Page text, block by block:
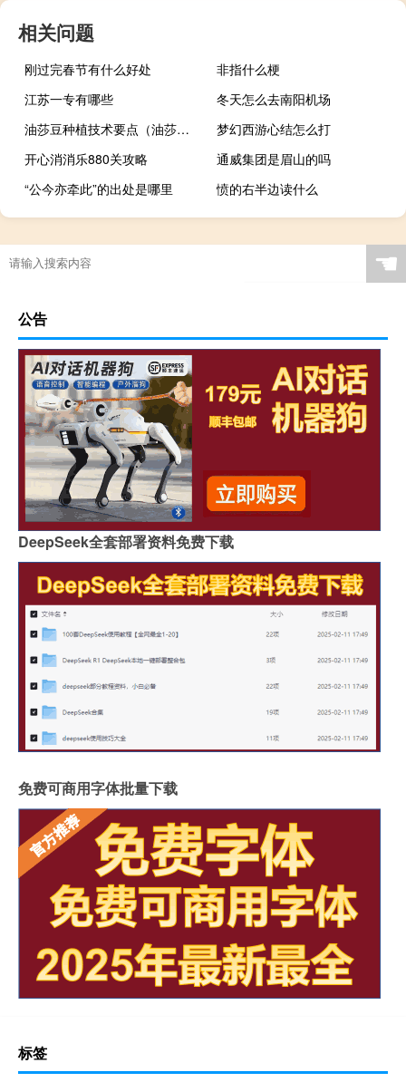
相关问题
刚过完春节有什么好处
非指什么梗
江苏一专有哪些
冬天怎么去南阳机场
油莎豆种植技术要点（油莎豆）
梦幻西游心结怎么打
开心消消乐880关攻略
通威集团是眉山的吗
“公今亦牵此”的出处是哪里
愤的右半边读什么
☚
公告
DeepSeek全套部署资料免费下载
免费可商用字体批量下载
标签